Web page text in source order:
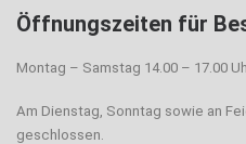
Öffnungszeiten für
Montag – Samstag 14.00 – 17.00
Am Dienstag, Sonntag sowie an
geschlossen.